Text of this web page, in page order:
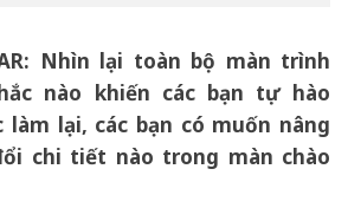
Nhìn lại toàn bộ màn trình
nào khiến các bạn tự hào
làm lại, các bạn có muốn nâng
chi tiết nào trong màn chào